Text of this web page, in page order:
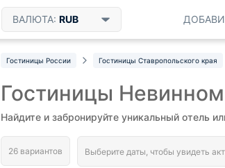
ВАЛЮТА: RUB
Гостиницы России Гостиницы Ставропольского края
Гостиницы
Найдите и забронируйте уникальный отель